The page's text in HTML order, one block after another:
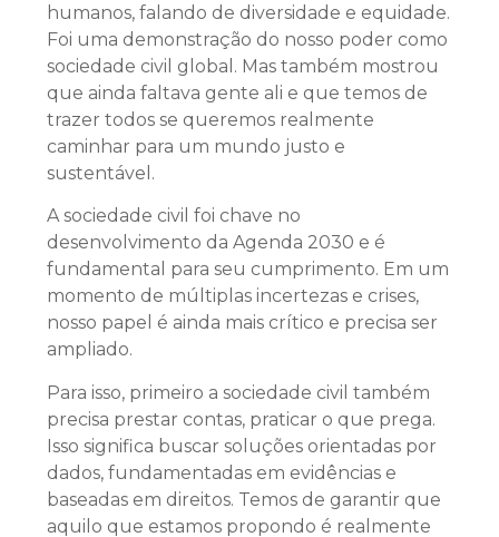
humanos, falando de diversidade e equidade.
Foi uma demonstração do nosso poder como
sociedade civil global. Mas também mostrou
que ainda faltava gente ali e que temos de
trazer todos se queremos realmente
caminhar para um mundo justo e
sustentável.
A sociedade civil foi chave no
desenvolvimento da Agenda 2030 e é
fundamental para seu cumprimento. Em um
momento de múltiplas incertezas e crises,
nosso papel é ainda mais crítico e precisa ser
ampliado.
Para isso, primeiro a sociedade civil também
precisa prestar contas, praticar o que prega.
Isso significa buscar soluções orientadas por
dados, fundamentadas em evidências e
baseadas em direitos. Temos de garantir que
aquilo que estamos propondo é realmente